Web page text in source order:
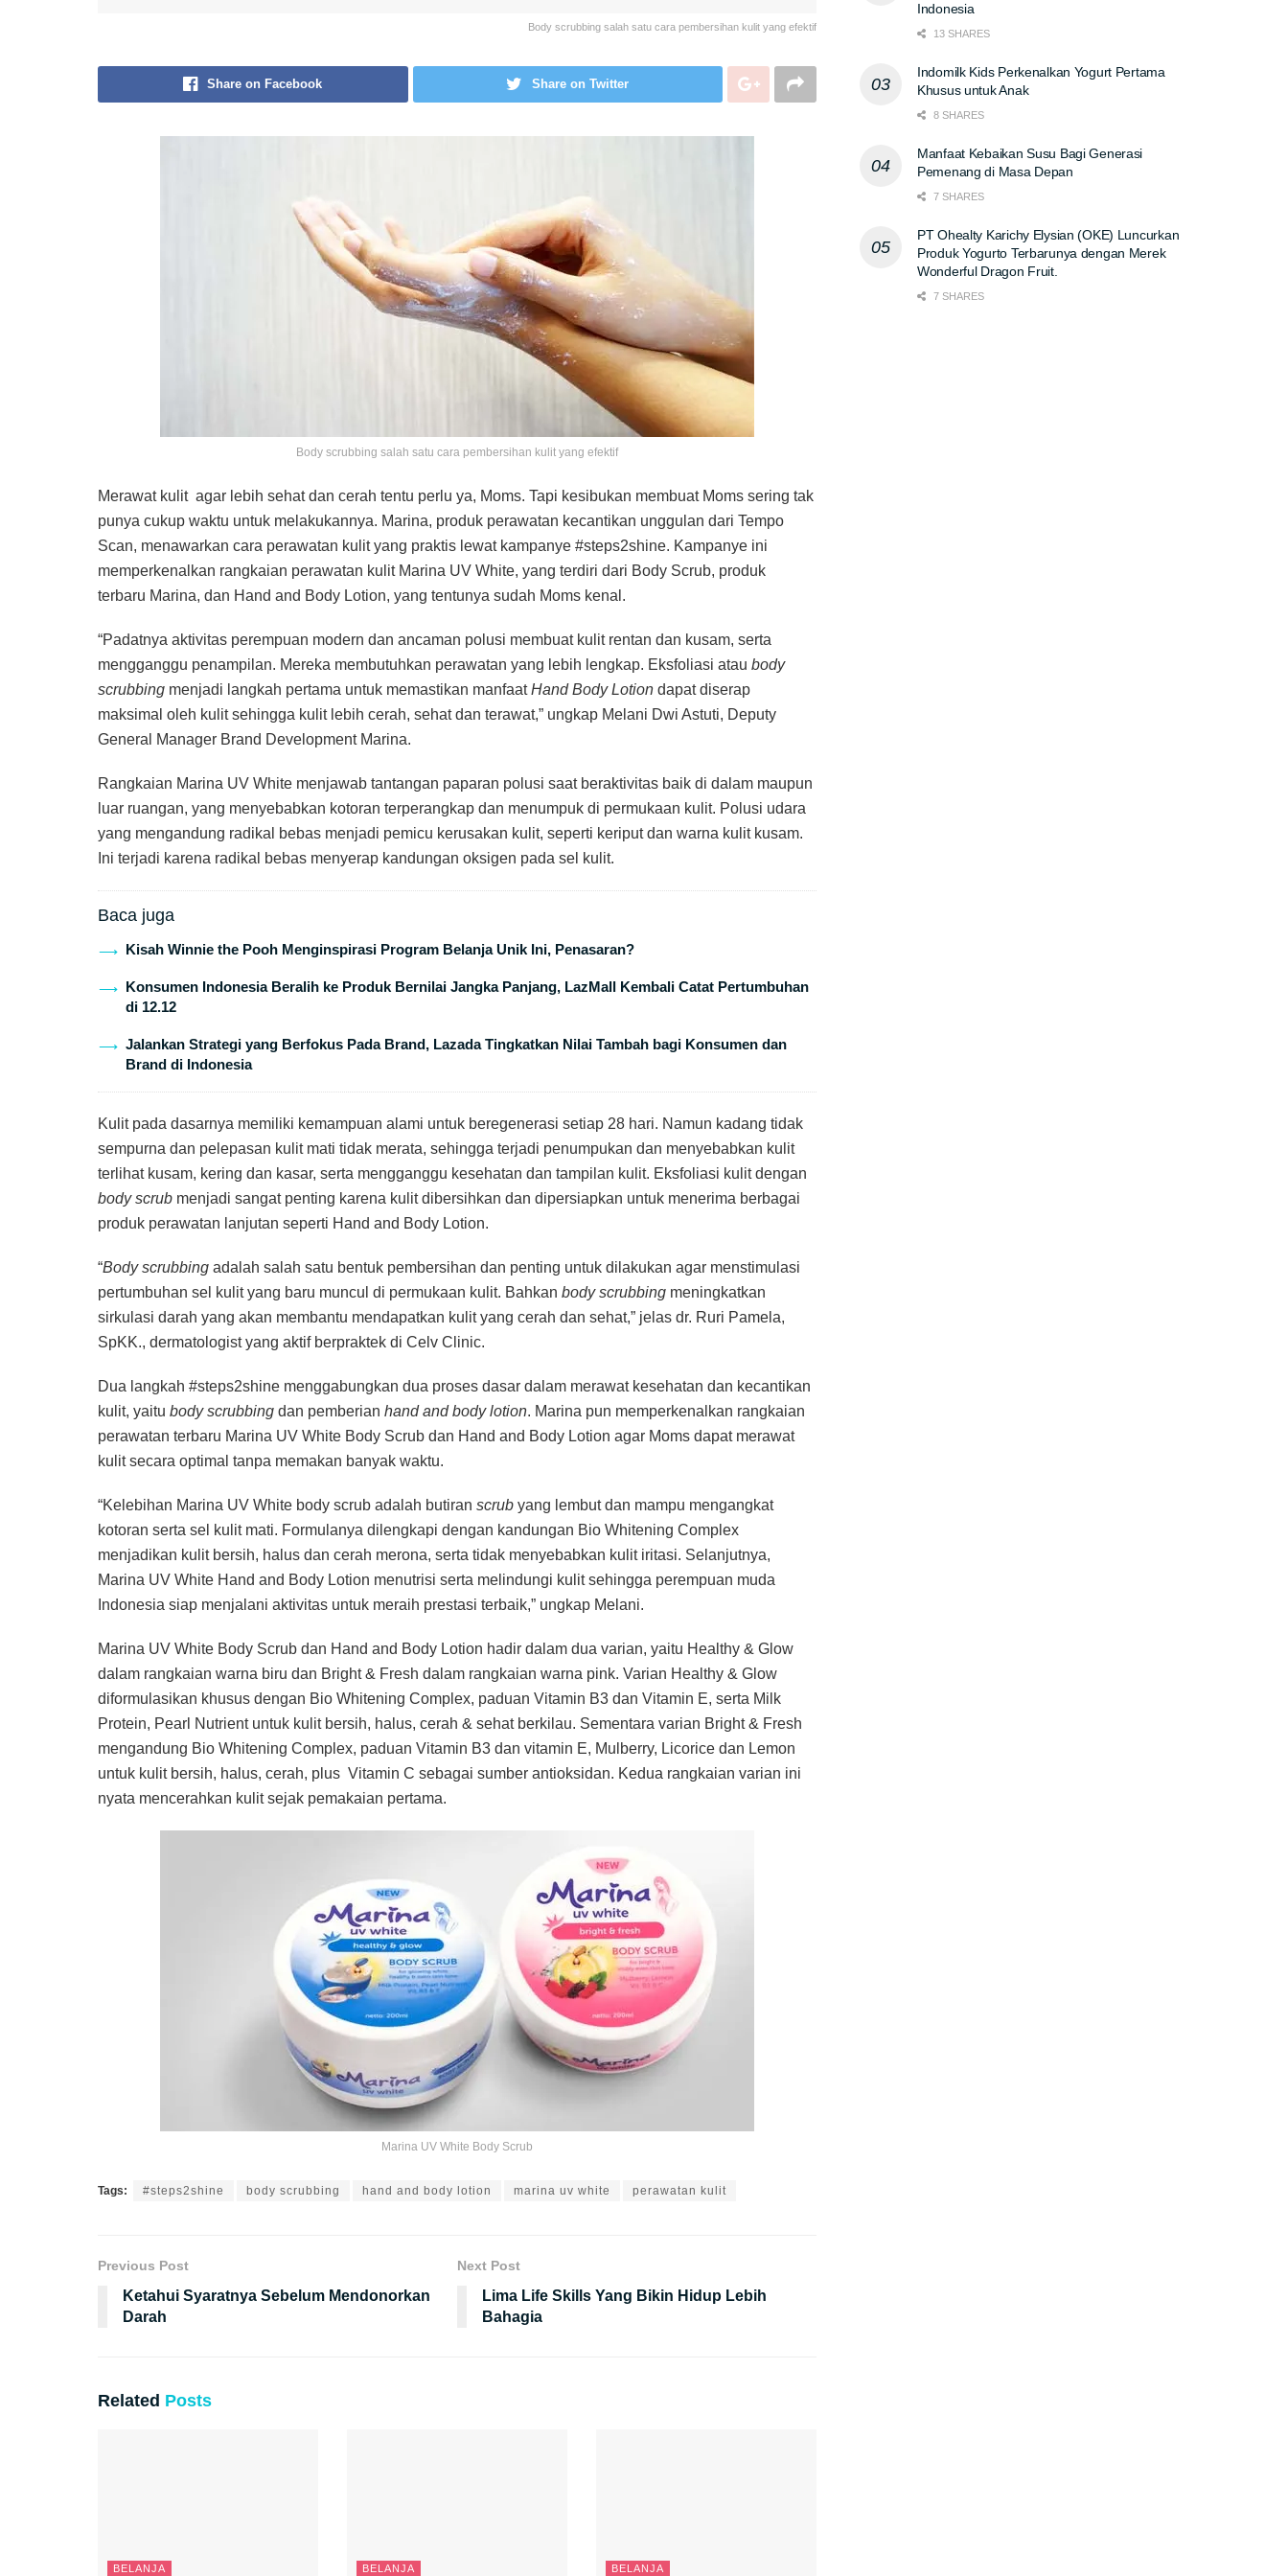
Body scrubbing salah satu cara pembersihan kulit yang efektif
Share on Facebook Share on Twitter
Body scrubbing salah satu cara pembersihan kulit yang efektif
Merawat kulit agar lebih sehat dan cerah tentu perlu ya, Moms. Tapi kesibukan membuat Moms sering tak
punya cukup waktu untuk melakukannya. Marina, produk perawatan kecantikan unggulan dari Tempo
Scan, menawarkan cara perawatan kulit yang praktis lewat kampanye #steps2shine. Kampanye ini
memperkenalkan rangkaian perawatan kulit Marina UV White, yang terdiri dari Body Scrub, produk
terbaru Marina, dan Hand and Body Lotion, yang tentunya sudah Moms kenal.
“Padatnya aktivitas perempuan modern dan ancaman polusi membuat kulit rentan dan kusam, serta
mengganggu penampilan. Mereka membutuhkan perawatan yang lebih lengkap. Eksfoliasi atau body
scrubbing menjadi langkah pertama untuk memastikan manfaatHand Body Lotion dapat diserap
maksimal oleh kulit sehingga kulit lebih cerah, sehat dan terawat,” ungkap Melani Dwi Astuti, Deputy
General Manager Brand Development Marina.
Rangkaian Marina UV White menjawab tantangan paparan polusi saat beraktivitas baik di dalam maupun
luar ruangan, yang menyebabkan kotoran terperangkap dan menumpuk di permukaan kulit. Polusi udara
yang mengandung radikal bebas menjadi pemicu kerusakan kulit, seperti keriput dan warna kulit kusam.
Ini terjadi karena radikal bebas menyerap kandungan oksigen pada sel kulit.
Baca juga
Kisah Winnie the Pooh Menginspirasi Program Belanja Unik Ini, Penasaran?
Konsumen Indonesia Beralih ke Produk Bernilai Jangka Panjang, LazMall Kembali Catat Pertumbuhan
di 12.12
Jalankan Strategi yang Berfokus Pada Brand, Lazada Tingkatkan Nilai Tambah bagi Konsumen dan
Brand di Indonesia
Kulit pada dasarnya memiliki kemampuan alami untuk beregenerasi setiap 28 hari. Namun kadang tidak
sempurna dan pelepasan kulit mati tidak merata, sehingga terjadi penumpukan dan menyebabkan kulit
terlihat kusam, kering dan kasar, serta mengganggu kesehatan dan tampilan kulit. Eksfoliasi kulit dengan
body scrub menjadi sangat penting karena kulit dibersihkan dan dipersiapkan untuk menerima berbagai
produk perawatan lanjutan seperti Hand and Body Lotion.
“Body scrubbing adalah salah satu bentuk pembersihan dan penting untuk dilakukan agar menstimulasi
pertumbuhan sel kulit yang baru muncul di permukaan kulit. Bahkan body scrubbing meningkatkan
sirkulasi darah yang akan membantu mendapatkan kulit yang cerah dan sehat,” jelas dr. Ruri Pamela,
SpKK., dermatologist yang aktif berpraktek di Celv Clinic.
Dua langkah #steps2shine menggabungkan dua proses dasar dalam merawat kesehatan dan kecantikan
kulit, yaitu body scrubbing dan pemberian hand and body lotion. Marina pun memperkenalkan rangkaian
perawatan terbaru Marina UV White Body Scrub dan Hand and Body Lotion agar Moms dapat merawat
kulit secara optimal tanpa memakan banyak waktu.
“Kelebihan Marina UV White body scrub adalah butiran scrub yang lembut dan mampu mengangkat
kotoran serta sel kulit mati. Formulanya dilengkapi dengan kandungan Bio Whitening Complex
menjadikan kulit bersih, halus dan cerah merona, serta tidak menyebabkan kulit iritasi. Selanjutnya,
Marina UV White Hand and Body Lotion menutrisi serta melindungi kulit sehingga perempuan muda
Indonesia siap menjalani aktivitas untuk meraih prestasi terbaik,” ungkap Melani.
Marina UV White Body Scrub dan Hand and Body Lotion hadir dalam dua varian, yaitu Healthy & Glow
dalam rangkaian warna biru dan Bright & Fresh dalam rangkaian warna pink. Varian Healthy & Glow
diformulasikan khusus dengan Bio Whitening Complex, paduan Vitamin B3 dan Vitamin E, serta Milk
Protein, Pearl Nutrient untuk kulit bersih, halus, cerah & sehat berkilau. Sementara varian Bright & Fresh
mengandung Bio Whitening Complex, paduan Vitamin B3 dan vitamin E, Mulberry, Licorice dan Lemon
untuk kulit bersih, halus, cerah, plus Vitamin C sebagai sumber antioksidan. Kedua rangkaian varian ini
nyata mencerahkan kulit sejak pemakaian pertama.
Marina UV White Body Scrub
Tags: #steps2shine body scrubbing hand and body lotion marina uv white perawatan kulit
Previous Post
Ketahui Syaratnya Sebelum Mendonorkan
Darah
Next Post
Lima Life Skills Yang Bikin Hidup Lebih
Bahagia
Related Posts
BELANJA BELANJA BELANJA
Indonesia
13 SHARES
Indomilk Kids Perkenalkan Yogurt Pertama
Khusus untuk Anak
8 SHARES
Manfaat Kebaikan Susu Bagi Generasi
Pemenang di Masa Depan
7 SHARES
PT Ohealty Karichy Elysian (OKE) Luncurkan
Produk Yogurto Terbarunya dengan Merek
Wonderful Dragon Fruit.
7 SHARES